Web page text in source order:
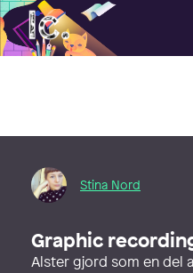
Illustratörcentrum
Stina Nord
Graphic
Alster gjord som en del